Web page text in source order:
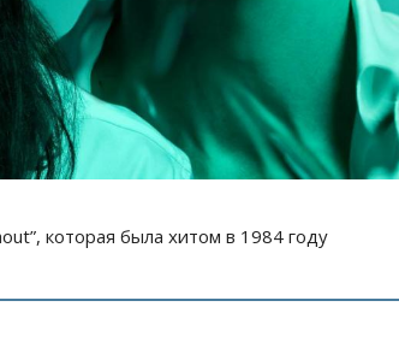
которая была хитом в 1984 году